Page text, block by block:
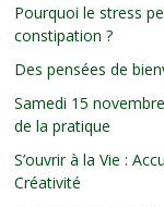
Pourquoi le stress
constipation ?
Des pensées de
Samedi 15
de la pratique
S’ouvrir à la Vie :
Créativité